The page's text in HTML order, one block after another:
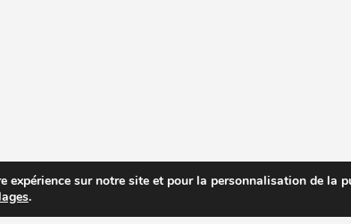
sur notre site et pour la personnalisation de la
.